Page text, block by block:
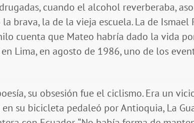
cuando el alcohol reverberaba,
brava, la de la vieja escuela. La de Ismael
cuenta que Mateo habría dado la vida
Lima, en agosto de 1986, uno de los
su obsesión fue el ciclismo. Era un
su bicicleta pedaleó por Antioquia, La